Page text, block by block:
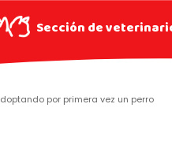
Sección de
por primera vez un perro